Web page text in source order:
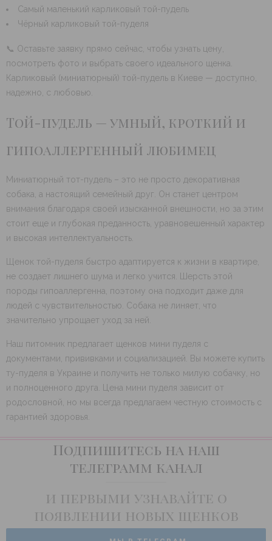
Самый маленький карликовый той-пудель
Чёрный карликовый той-пуделя
📞 Оставьте заявку прямо сейчас, чтобы узнать цену,
посмотреть фото и выбрать своего идеального щенка.
Карликовый (миниатюрный) той-пудель в Киеве — доступно,
надежно, с любовью.
Той-пудель — умный, кроткий и
гипоаллергенный любимец
Миниатюрный тот-пудель – это не просто декоративная
собака, а настоящий семейный друг. Он станет центром
внимания благодаря своей изысканной внешности, но за этим
стоит еще и глубокая преданность, уравновешенный характер
и высокая интеллектуальность.
Щенок той-пуделя быстро адаптируется к жизни в квартире,
не создает лишнего шума и легко учится. Шерсть этой
породы гипоаллергенна, поэтому она подходит даже для
людей с чувствительностью. Собака не линяет, что
значительно упрощает уход за ней.
Наш питомник предлагает щенков мини пуделя с
документами, прививками и социализацией. Вы можете купить
ту-пуделя в Украине и получить не только милую собачку, но
и полноценного друга. Цена мини пуделя зависит от
родословной, но мы всегда предлагаем честную стоимость с
гарантией здоровья.
Подпишитесь на наш
телеграмм канал
и первыми узнавайте о
появлении новых щенков